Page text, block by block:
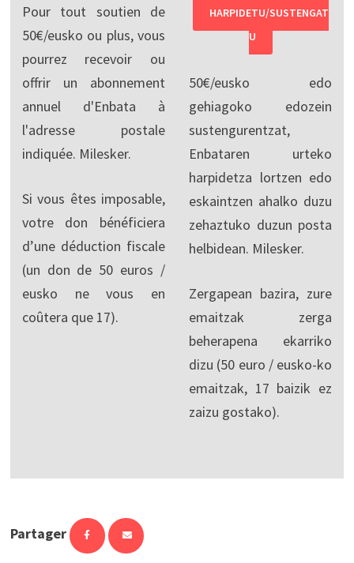
Pour tout soutien de
50€/eusko ou plus, vous
pourrez recevoir ou
offrir un abonnement
annuel d'Enbata à
l'adresse postale
indiquée. Milesker.
Si vous êtes imposable,
votre don bénéficiera
d’une déduction fiscale
(un don de 50 euros /
eusko ne vous en
coûtera que 17).
HARPIDETU/SUSTENGAT
U
50€/eusko edo
gehiagoko edozein
sustengurentzat,
Enbataren urteko
harpidetza lortzen edo
eskaintzen ahalko duzu
zehaztuko duzun posta
helbidean. Milesker.
Zergapean bazira, zure
emaitzak zerga
beherapena ekarriko
dizu (50 euro / eusko-ko
emaitzak, 17 baizik ez
zaizu gostako).
Partager